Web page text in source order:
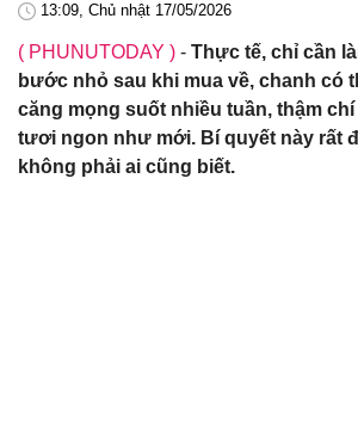
13:09, Chủ nhật 17/05/2026
( PHUNUTODAY ) - Thực tế, chỉ cần
bước nhỏ sau khi mua về, chanh có
căng mọng suốt nhiều tuần, thậm
tươi ngon như mới. Bí quyết này rất
không phải ai cũng biết.